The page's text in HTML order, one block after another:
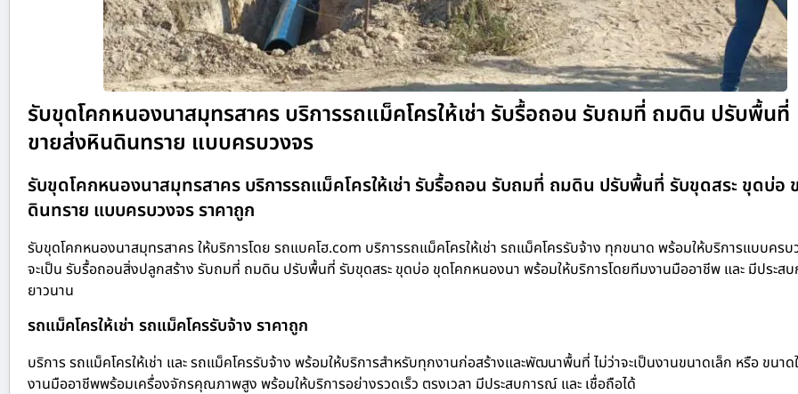
รับขุดโคกหนองนาสมุทรสาคร บริการรถแม็คโครให้เช่า รับรื้อถอน รับถมที่ ถมดิน ปรับพื้นที่
ขายส่งหินดินทราย แบบครบวงจร
รับขุดโคกหนองนาสมุทรสาคร บริการรถแม็คโครให้เช่า รับรื้อถอน รับถมที่ ถมดิน ปรับพื้นที่ รับขุดสระ ขุดบ่อ
ดินทราย แบบครบวงจร ราคาถูก
รับขุดโคกหนองนาสมุทรสาคร ให้บริการโดย รถแบคโฮ.com บริการรถแม็คโครให้เช่า รถแม็คโครรับจ้าง ทุกขนาด พร้อมให้บริการแบบครบ
จะเป็น รับรื้อถอนสิ่งปลูกสร้าง รับถมที่ ถมดิน ปรับพื้นที่ รับขุดสระ ขุดบ่อ ขุดโคกหนองนา พร้อมให้บริการโดยทีมงานมืออาชีพ และ มีประส
ยาวนาน
รถแม็คโครให้เช่า รถแม็คโครรับจ้าง ราคาถูก
บริการ รถแม็คโครให้เช่า และ รถแม็คโครรับจ้าง พร้อมให้บริการสำหรับทุกงานก่อสร้างและพัฒนาพื้นที่ ไม่ว่าจะเป็นงานขนาดเล็ก หรือ ขนา
งานมืออาชีพพร้อมเครื่องจักรคุณภาพสูง พร้อมให้บริการอย่างรวดเร็ว ตรงเวลา มีประสบการณ์ และ เชื่อถือได้